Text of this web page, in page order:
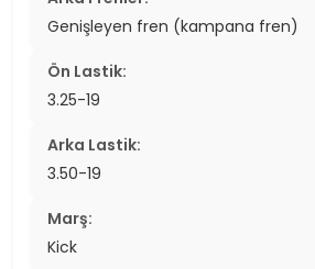
Genişleyen fren (kampana fren)
Ön Lastik:
3.25-19
Arka Lastik:
3.50-19
Marş:
Kick